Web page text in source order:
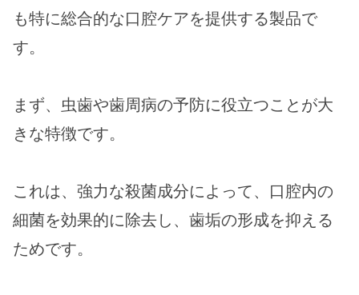
も特に総合的な口腔ケアを提供する製品で
す。
まず、虫歯や歯周病の予防に役立つことが大
きな特徴です。
これは、強力な殺菌成分によって、口腔内の
細菌を効果的に除去し、歯垢の形成を抑える
ためです。